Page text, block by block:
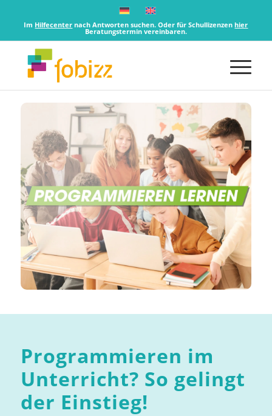
Im Hilfecenter nach Antworten suchen. Oder für Schullizenzenhier
Beratungstermin vereinbaren.
Programmieren im
Unterricht? So gelingt
der Einstieg!